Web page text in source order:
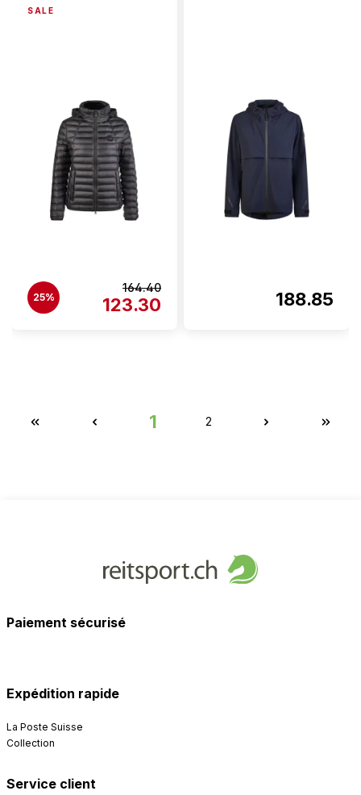
SALE
25%
164.40
123.30 188.85
1 2
Paiement sécurisé
Expédition rapide
La Poste Suisse
Collection
Service client